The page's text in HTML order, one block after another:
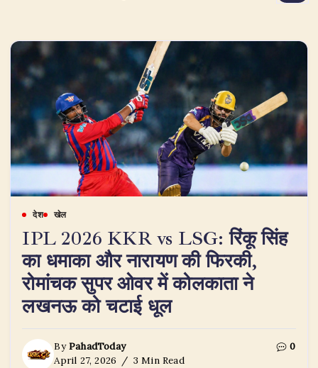
देश खेल
IPL 2026 KKR vs LSG: रिंकू सिंह
का धमाका और नारायण की फिरकी,
रोमांचक सुपर ओवर में कोलकाता ने
लखनऊ को चटाई धूल
ByPahadToday
April 27, 2026
3 Min Read
0